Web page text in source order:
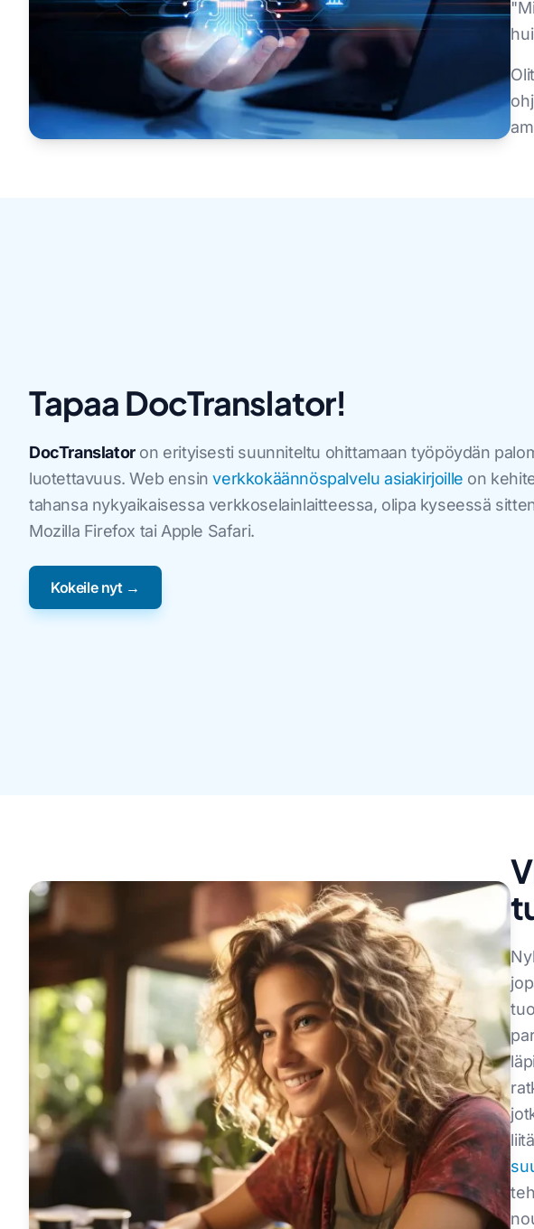
Tapaa DocTranslator!
DocTranslatoron erityisesti suunniteltu ohittamaan työpöydän
luotettavuus. Web ensinverkkokäännöspalvelu asiakirjoille on
tahansa nykyaikaisessa verkkoselainlaitteessa, olipa kyseessä
Mozilla Firefox tai Apple Safari.
Kokeile nyt →